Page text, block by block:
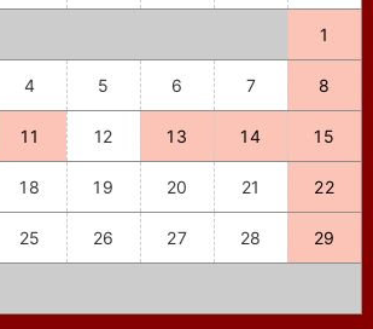
1
4 5 6 7 8
11 12 13 14 15
18 19 20 21 22
25 26 27 28 29